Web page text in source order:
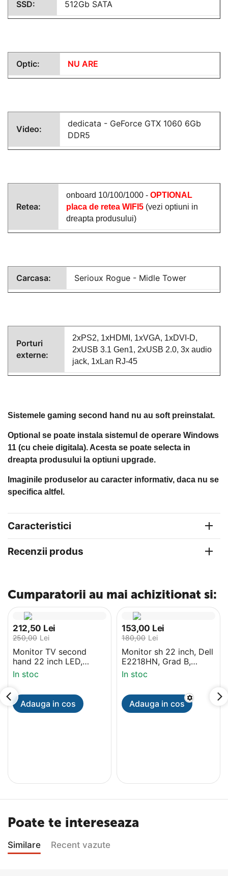
SSD: 512Gb SATA
Optic: NU ARE
Video:
dedicata - GeForce GTX 1060 6Gb
DDR5
Retea:
onboard 10/100/1000 - OPTIONAL
placa de retea WIFI5 (vezi optiuni in
dreapta produsului)
Carcasa: Serioux Rogue - Midle Tower
Porturi
externe:
2xPS2, 1xHDMI, 1xVGA, 1xDVI-D,
2xUSB 3.1 Gen1, 2xUSB 2.0, 3x audio
jack, 1xLan RJ-45
Sistemele gaming second hand nu au soft preinstalat.
Optional se poate instala sistemul de operare Windows
11 (cu cheie digitala). Acesta se poate selecta in
dreapta produsului la optiuni upgrade.
Imaginile produselor au caracter informativ, daca nu se
specifica altfel.
Caracteristici
Recenzii produs
Cumparatorii au mai achizitionat si:
212,50 Lei
250,00 Lei
Monitor TV second
hand 22 inch LED,
Samsung HDTV, HD,
HDMI
In stoc
Adauga in cos
153,00 Lei
180,00 Lei
Monitor sh 22 inch, Dell
E2218HN, Grad B,
HDMI, 1920x1080
In stoc
Adauga in cos
Poate te intereseaza
Similare Recent vazute